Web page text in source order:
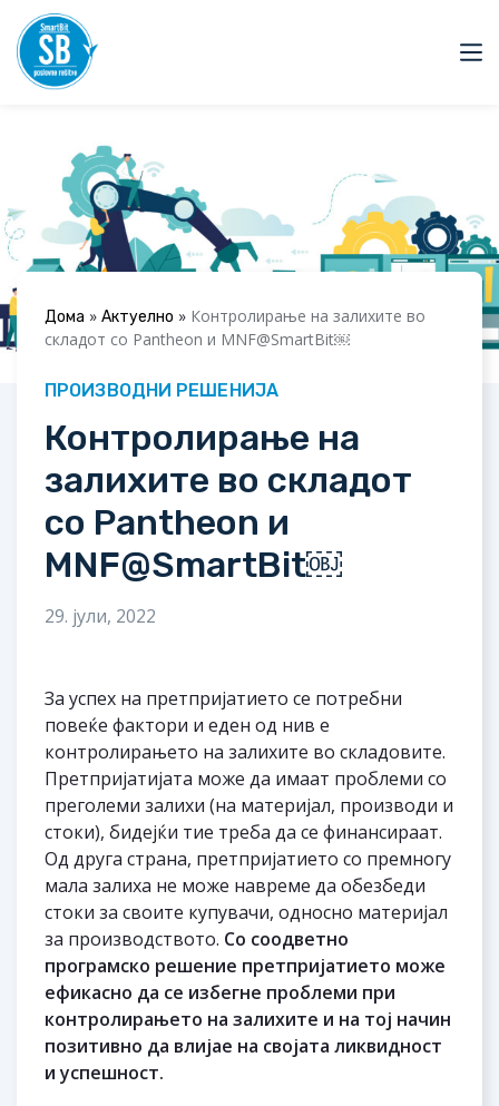
Дома » Актуелно » Контролирање на залихите во
складот со Pantheon и MNF@SmartBit￼
ПРОИЗВОДНИ РЕШЕНИЈА
Контролирање на
залихите во складот
со Pantheon и
MNF@SmartBit￼
29. јули, 2022
За успех на претпријатието се потребни
повеќе фактори и еден од нив е
контролирањето на залихите во складовите.
Претпријатијата може да имаат проблеми со
преголеми залихи (на материјал, производи и
стоки), бидејќи тие треба да се финансираат.
Од друга страна, претпријатието со премногу
мала залиха не може навреме да обезбеди
стоки за своите купувачи, односно материјал
за производството. Со соодветно
програмско решение претпријатието може
ефикасно да се избегне проблеми при
контролирањето на залихите и на тој начин
позитивно да влијае на својата ликвидност
и успешност.